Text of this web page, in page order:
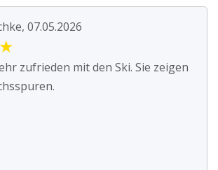
07.05.2026
★
zufrieden mit den Ski. Sie zeigen